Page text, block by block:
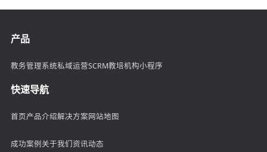
产品
教务管理系统私域运营SCRM教培机构小程序
快速导航
首页产品介绍解决方案网站地图
成功案例关于我们资讯动态